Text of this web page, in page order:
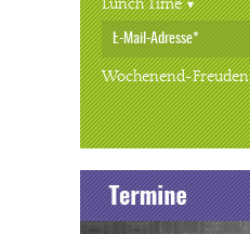
Lunch Time
Wochenend-Freuden